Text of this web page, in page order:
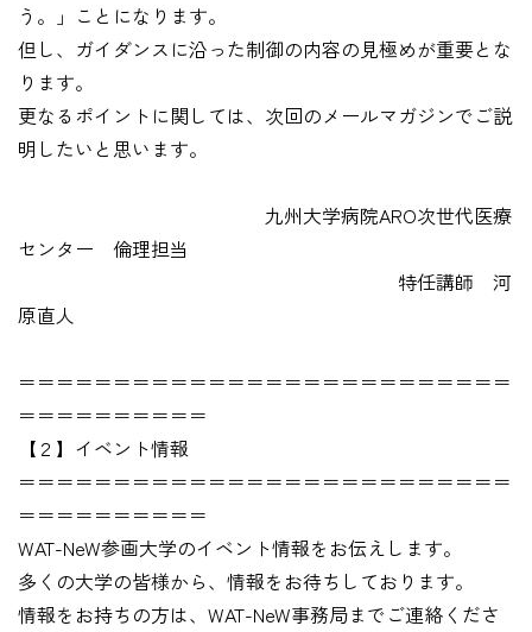
う。」ことになります。
但し、ガイダンスに沿った制御の内容の見極めが重要とな
ります。
更なるポイントに関しては、次回のメールマガジンでご説
明したいと思います。
九州大学病院ARO次世代医療
センター 倫理担当
特任講師 河
原直人
＝＝＝＝＝＝＝＝＝＝＝＝＝＝＝＝＝＝＝＝＝＝＝＝＝＝
＝＝＝＝＝＝＝＝＝＝
【２】イベント情報
＝＝＝＝＝＝＝＝＝＝＝＝＝＝＝＝＝＝＝＝＝＝＝＝＝＝
＝＝＝＝＝＝＝＝＝＝
WAT-NeW参画大学のイベント情報をお伝えします。
多くの大学の皆様から、情報をお待ちしております。
情報をお持ちの方は、WAT-NeW事務局までご連絡くださ